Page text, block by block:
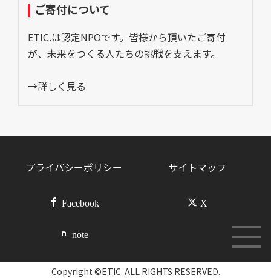
ご寄付について
ETIC.は認定NPOです。皆様から頂いたご寄付
が、未来をつくる人たちの挑戦を支えます。
→詳しく見る
プライバシーポリシー サイトマップ
Facebook X
note
Copyright ©ETIC. ALL RIGHTS RESERVED.